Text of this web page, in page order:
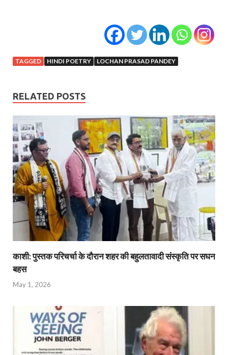
TAGGED HINDI POETRY LOCHAN PRASAD PANDEY
RELATED POSTS
काशी: पुस्तक परिचर्चा के दौरान शहर की बहुलतावादी संस्कृति पर सघन
बहस
May 1, 2026